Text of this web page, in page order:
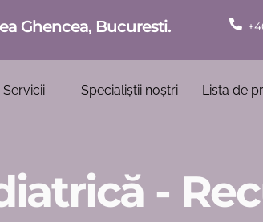
Ghencea, Bucuresti.
Servicii Specialiștii noștri Lista de
-